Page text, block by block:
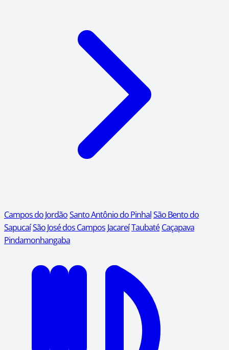
Campos do JordãoSanto Antônio do PinhalSão Bento do
SapucaíSão José dos Campos JacareíTaubaté Caçapava
Pindamonhangaba